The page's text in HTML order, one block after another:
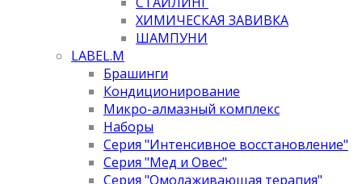
ХИМИЧЕСКАЯ ЗАВИВКА
ШАМПУНИ
LABEL.M
Брашинги
Кондиционирование
Микро-алмазный комплекс
Наборы
Серия "Интенсивное восстановление"
Серия "Мед и Овес"
Серия "Омолаживающая терапия"